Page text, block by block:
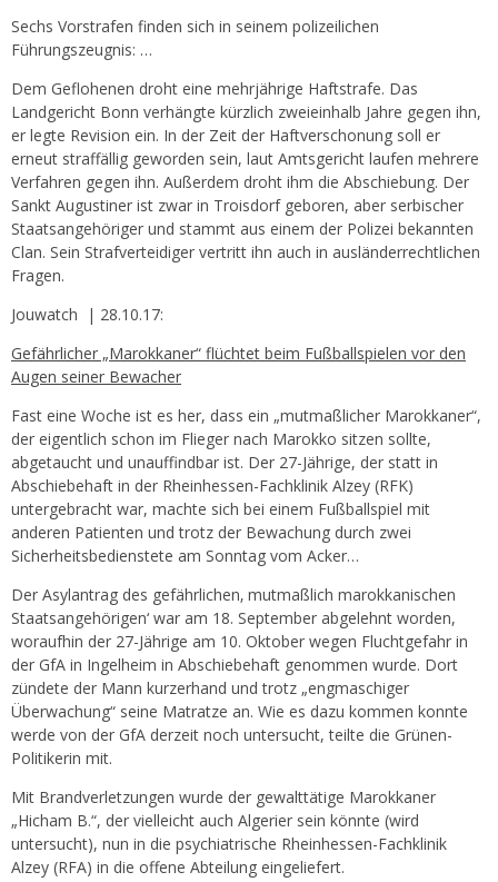
Sechs Vorstrafen finden sich in seinem polizeilichen
Führungszeugnis: …
Dem Geflohenen droht eine mehrjährige Haftstrafe. Das
Landgericht Bonn verhängte kürzlich zweieinhalb Jahre gegen ihn,
er legte Revision ein. In der Zeit der Haftverschonung soll er
erneut straffällig geworden sein, laut Amtsgericht laufen mehrere
Verfahren gegen ihn. Außerdem droht ihm die Abschiebung. Der
Sankt Augustiner ist zwar in Troisdorf geboren, aber serbischer
Staatsangehöriger und stammt aus einem der Polizei bekannten
Clan. Sein Strafverteidiger vertritt ihn auch in ausländerrechtlichen
Fragen.
Jouwatch | 28.10.17:
Gefährlicher „Marokkaner“ flüchtet beim Fußballspielen vor den
Augen seiner Bewacher
Fast eine Woche ist es her, dass ein „mutmaßlicher Marokkaner“,
der eigentlich schon im Flieger nach Marokko sitzen sollte,
abgetaucht und unauffindbar ist. Der 27-Jährige, der statt in
Abschiebehaft in der Rheinhessen-Fachklinik Alzey (RFK)
untergebracht war, machte sich bei einem Fußballspiel mit
anderen Patienten und trotz der Bewachung durch zwei
Sicherheitsbedienstete am Sonntag vom Acker…
Der Asylantrag des gefährlichen‚ mutmaßlich marokkanischen
Staatsangehörigen‘ war am 18. September abgelehnt worden,
woraufhin der 27-Jährige am 10. Oktober wegen Fluchtgefahr in
der GfA in Ingelheim in Abschiebehaft genommen wurde. Dort
zündete der Mann kurzerhand und trotz „engmaschiger
Überwachung“ seine Matratze an. Wie es dazu kommen konnte
werde von der GfA derzeit noch untersucht, teilte die Grünen-
Politikerin mit.
Mit Brandverletzungen wurde der gewalttätige Marokkaner
„Hicham B.“, der vielleicht auch Algerier sein könnte (wird
untersucht), nun in die psychiatrische Rheinhessen-Fachklinik
Alzey (RFA) in die offene Abteilung eingeliefert.